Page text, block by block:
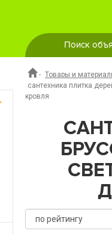
Поиск
- Товары и
сантехника плитка
кровля